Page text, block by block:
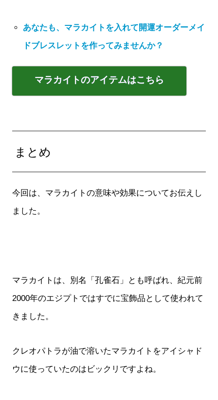
あなたも、マラカイトを入れて開運オーダーメイ
ドブレスレットを作ってみませんか？
マラカイトのアイテムはこちら
まとめ
今回は、マラカイトの意味や効果についてお伝えし
ました。
マラカイトは、別名「孔雀石」とも呼ばれ、紀元前
2000年のエジプトではすでに宝飾品として使われて
きました。
クレオパトラが油で溶いたマラカイトをアイシャド
ウに使っていたのはビックリですよね。